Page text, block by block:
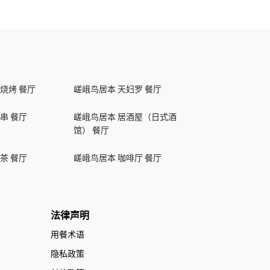
烤 餐厅 嵯峨鸟居本 天妇罗 餐厅
餐厅
嵯峨鸟居本 居酒屋（日式酒
馆） 餐厅
餐厅 嵯峨鸟居本 咖啡厅 餐厅
法律声明
用餐术语
隐私政策